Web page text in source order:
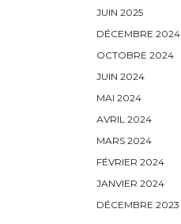
JUIN 2025
DÉCEMBRE 2024
OCTOBRE 2024
JUIN 2024
MAI 2024
AVRIL 2024
MARS 2024
FÉVRIER 2024
JANVIER 2024
DÉCEMBRE 2023